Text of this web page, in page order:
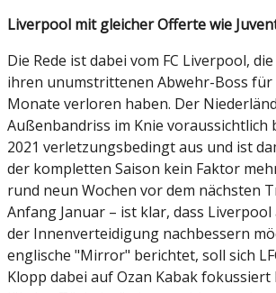
Liverpool mit gleicher Offerte wie
Die Rede ist dabei vom FC Liverpool,
ihren unumstrittenen Abwehr-Boss für
Monate verloren haben. Der
Außenbandriss im Knie voraussichtlich
2021 verletzungsbedingt aus und ist
der kompletten Saison kein Faktor
rund neun Wochen vor dem nächsten
Anfang Januar – ist klar, dass
der Innenverteidigung nachbessern
englische "Mirror" berichtet, soll sich
Klopp dabei auf Ozan Kabak fokussiert